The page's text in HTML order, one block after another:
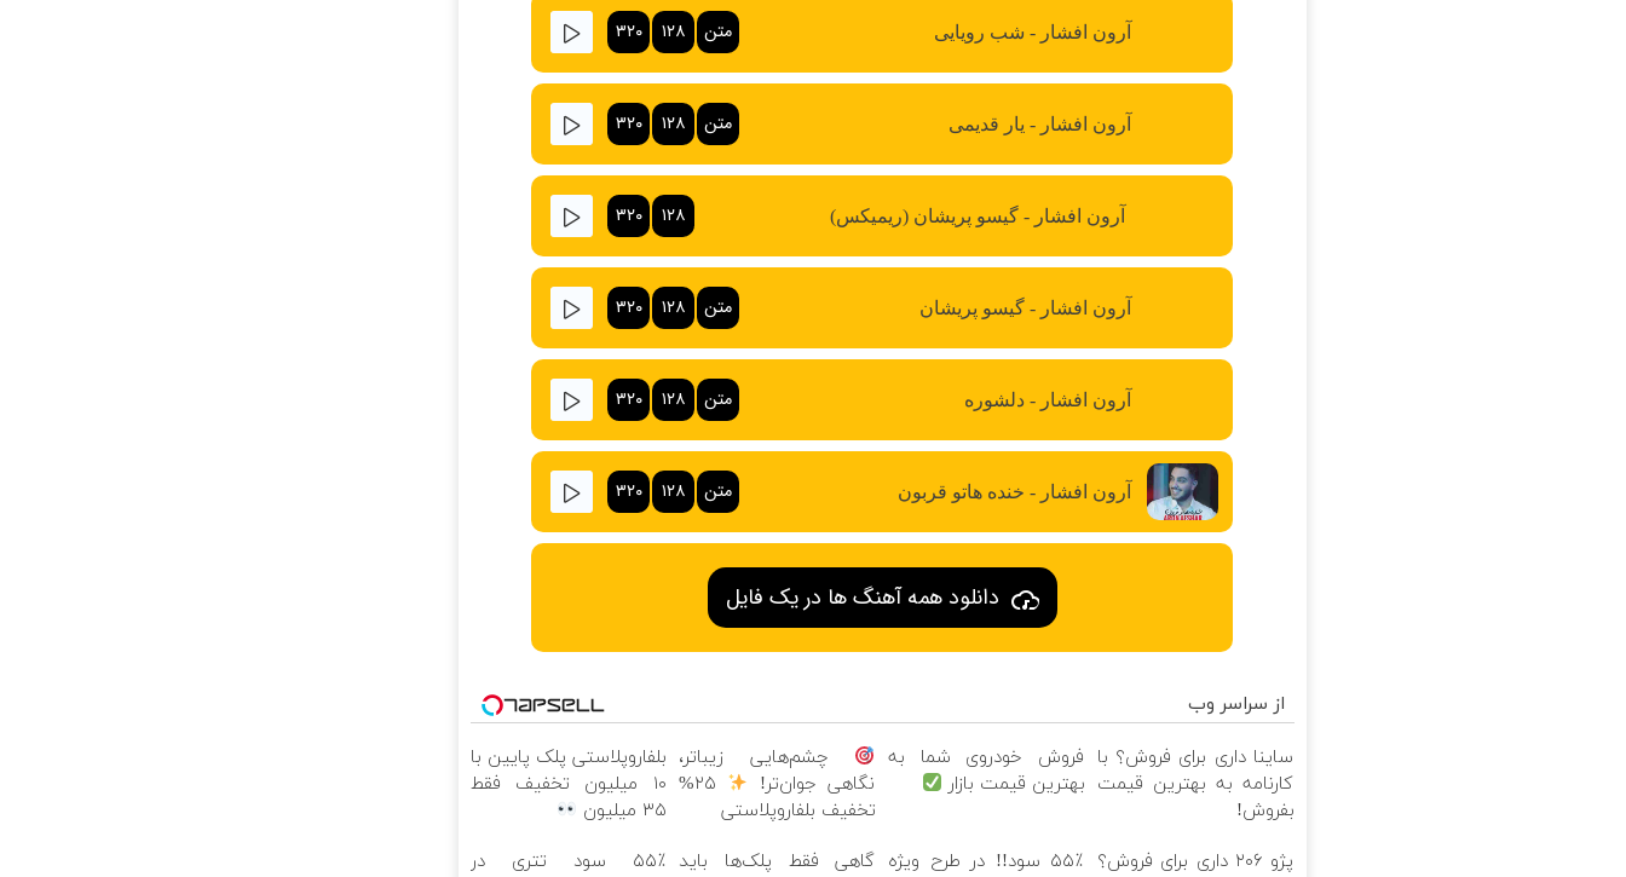
آرون افشار - شب رویایی متن ۱۲۸ ۳۲۰
آرون افشار - یار قدیمی متن ۱۲۸ ۳۲۰
آرون افشار - گیسو پریشان (ریمیکس) ۱۲۸ ۳۲۰
آرون افشار - گیسو پریشان متن ۱۲۸ ۳۲۰
آرون افشار - دلشوره متن ۱۲۸ ۳۲۰
آرون افشار - خنده هاتو قربون متن ۱۲۸ ۳۲۰
دانلود همه آهنگ ها در یک فایل
از سراسر وب
ساینا داری برای فروش؟ با
کارنامه به بهترین قیمت
بفروش!
فروش خودروی شما به
بهترین قیمت بازار
چشم‌هایی زیباتر،
نگاهی جوان‌تر!
۲۵%
تخفیف بلفاروپلاستی
بلفاروپلاستی پلک پایین با
۱۰ میلیون تخفیف فقط
۳۵ میلیون
پژو ۲۰۶ داری برای فروش؟
۵۵٪ سود!! در طرح ویژه گاهی فقط پلک‌ها باید
۵۵٪ سود تتری در